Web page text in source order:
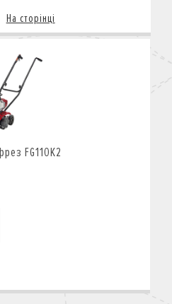
На сторінці
FG110K2